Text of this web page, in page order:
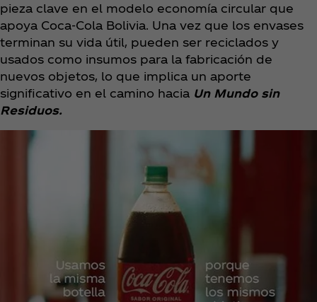
pieza clave en el modelo economía circular que
apoya Coca‑Cola Bolivia. Una vez que los envases
terminan su vida útil, pueden ser reciclados y
usados como insumos para la fabricación de
nuevos objetos, lo que implica un aporte
significativo en el camino hacia Un Mundo sin
Residuos.